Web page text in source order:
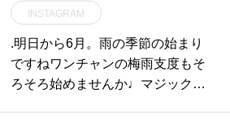
ました…明日はたくさんご用意し
て皆さまのご来店お待ちしており
ます︎….. . . 《HAUS営業時間》＊
ショップ 11:00-20:00.＊ビストロ
カフェモーニング. 9:00-11:00 (Lo1
0:30)ランチ 11:30-14:00カフェ 14:
夜の部受け取り本日4/20は20:00ま
で可能です。..《HÅUS営業時間》
◎ショップ 11:00〜20:00.#HAUS#
HÅUS#TABLEHAUS#hausmatsue
レット#クレープ#クレープリー#
INSTAGRAM
.明日から6月。雨の季節の始まり
ですね︎ワンチャンの梅雨支度もそ
ろそろ始めませんか♩マジックテ